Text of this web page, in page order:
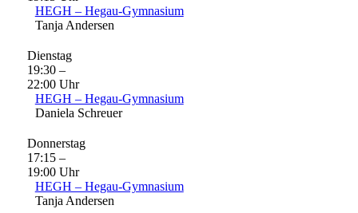
HEGH – Hegau-Gymnasium
Tanja Andersen
Dienstag
19:30 –
22:00 Uhr
HEGH – Hegau-Gymnasium
Daniela Schreuer
Donnerstag
17:15 –
19:00 Uhr
HEGH – Hegau-Gymnasium
Tanja Andersen